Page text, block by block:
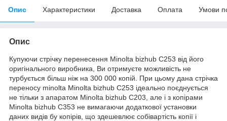
Опис Характеристики Доставка Оплата Умови
Опис
Купуючи стрічку перенесення Minolta bizhub С253 від його
оригінального виробника, Ви отримуєте можливість не
турбується більш ніж на 300 000 копій. При цьому дана стрічка
переносу minolta Minolta bizhub С253 ідеально поєднується
не тільки з апаратом Minolta bizhub C203, але і з копірами
Minolta bizhub C353 не вимагаючи додаткової установки
даних видів бу копірів, що здешевлює собівартість копії і